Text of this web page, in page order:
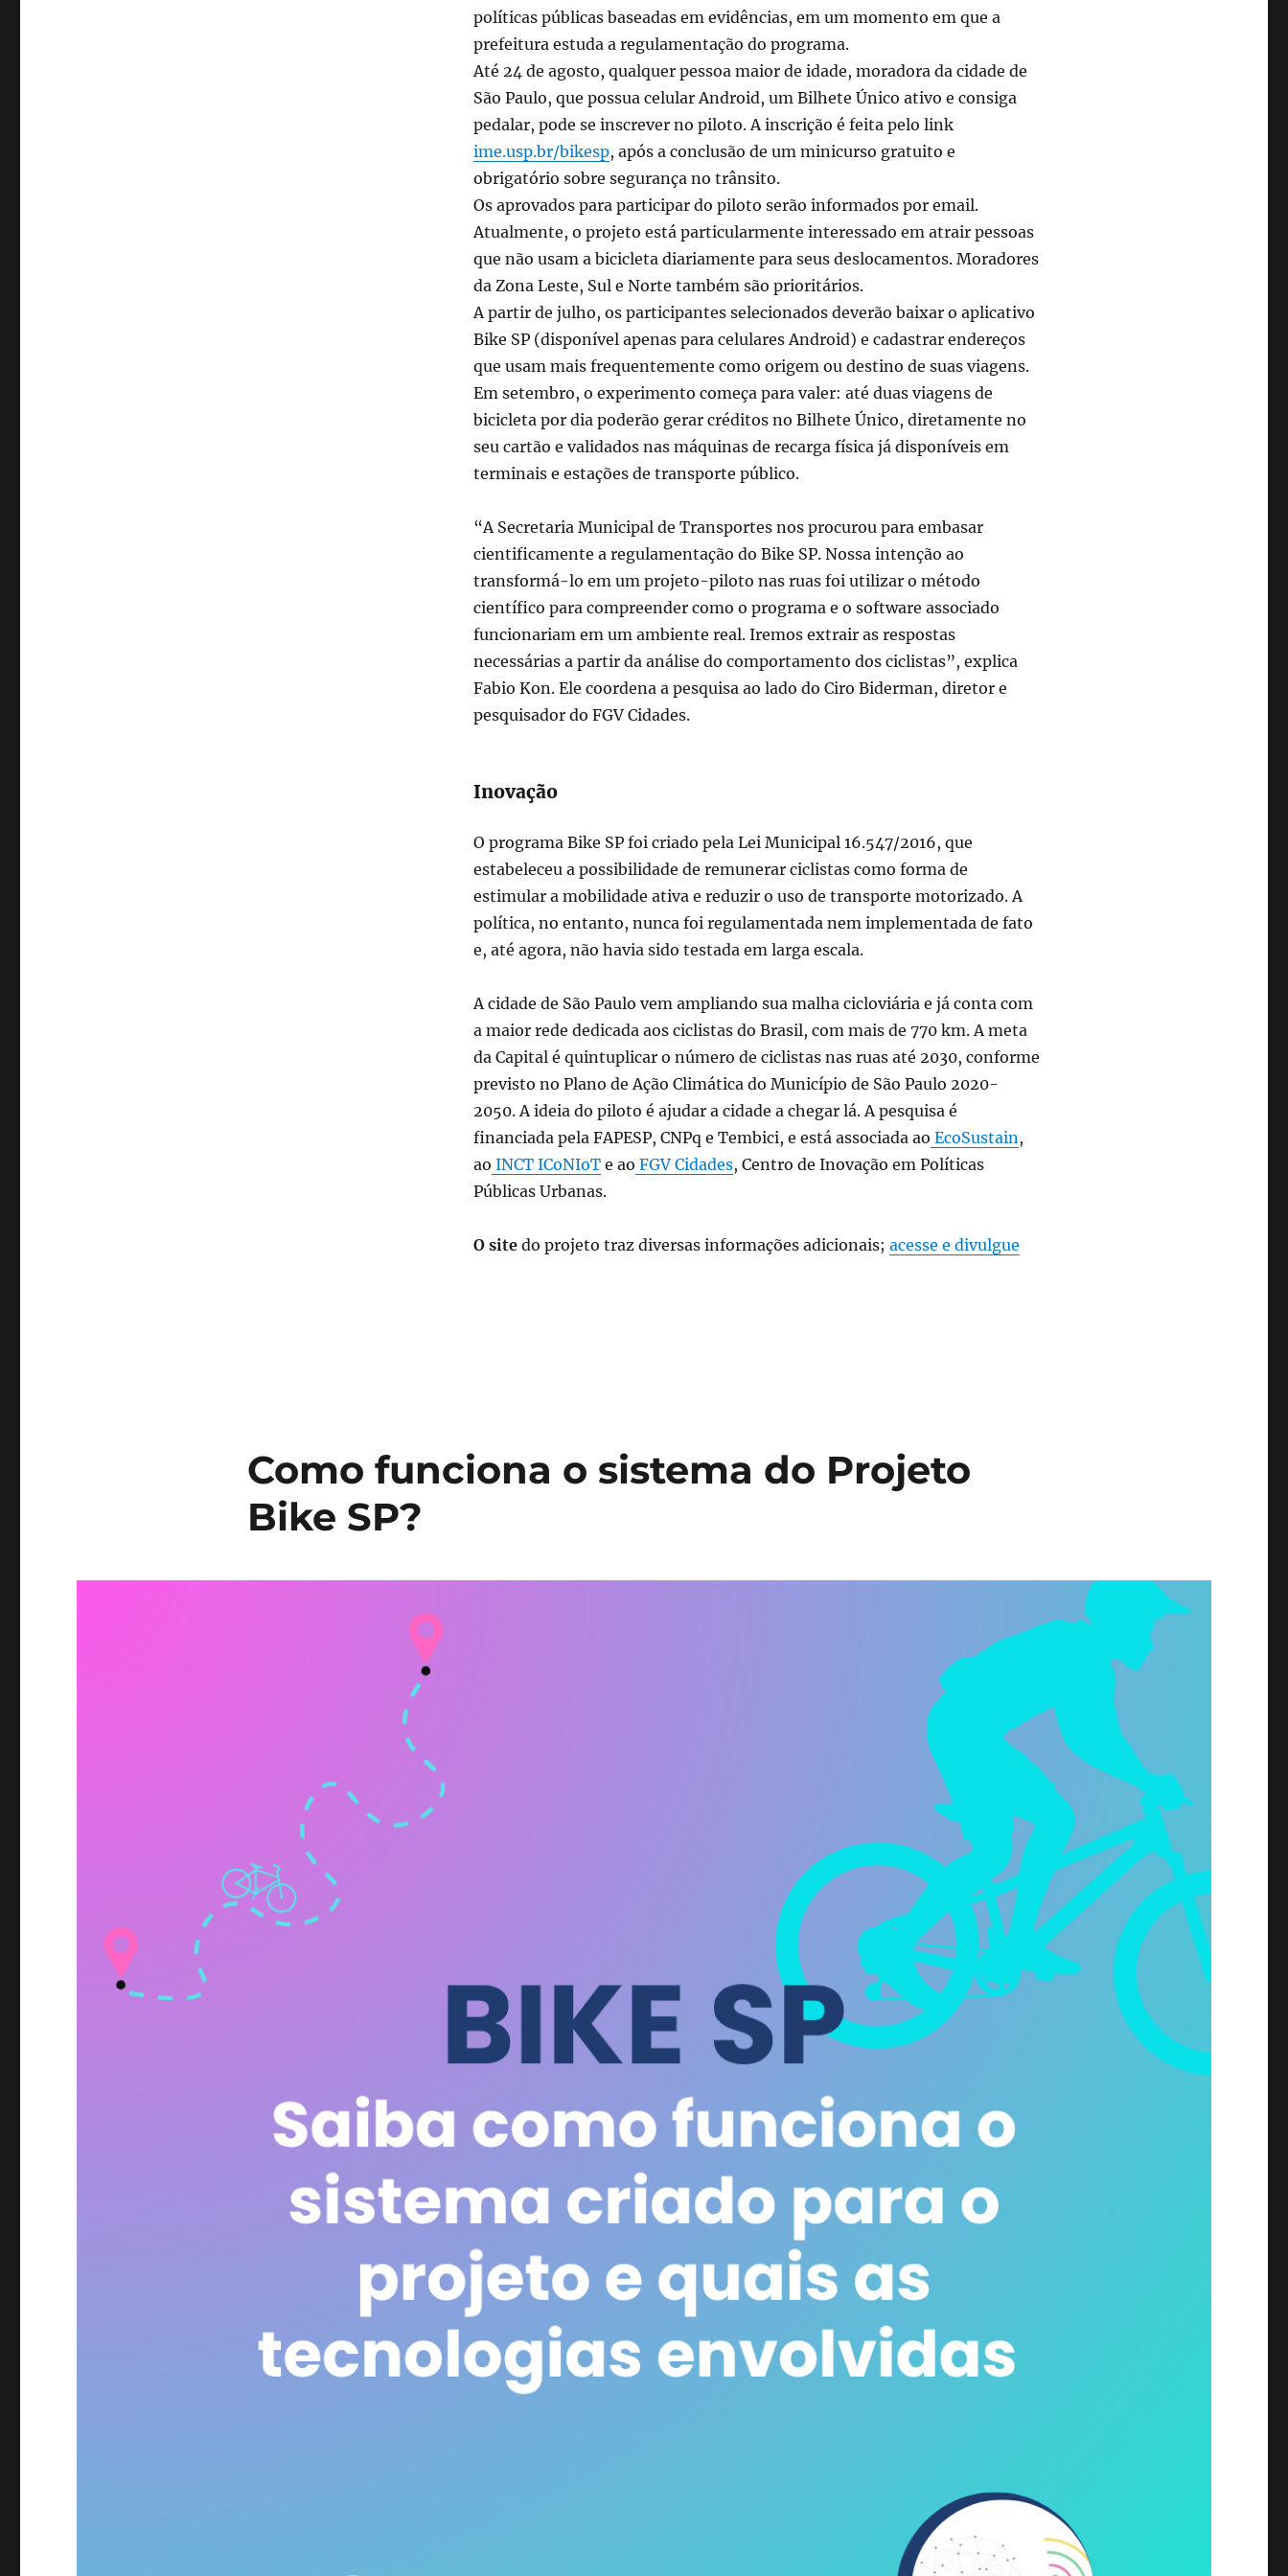
políticas públicas baseadas em evidências, em um momento em que a
prefeitura estuda a regulamentação do programa.
Até 24 de agosto, qualquer pessoa maior de idade, moradora da cidade de
São Paulo, que possua celular Android, um Bilhete Único ativo e consiga
pedalar, pode se inscrever no piloto. A inscrição é feita pelo link
ime.usp.br/bikesp, após a conclusão de um minicurso gratuito e
obrigatório sobre segurança no trânsito.
Os aprovados para participar do piloto serão informados por email.
Atualmente, o projeto está particularmente interessado em atrair pessoas
que não usam a bicicleta diariamente para seus deslocamentos. Moradores
da Zona Leste, Sul e Norte também são prioritários.
A partir de julho, os participantes selecionados deverão baixar o aplicativo
Bike SP (disponível apenas para celulares Android) e cadastrar endereços
que usam mais frequentemente como origem ou destino de suas viagens.
Em setembro, o experimento começa para valer: até duas viagens de
bicicleta por dia poderão gerar créditos no Bilhete Único, diretamente no
seu cartão e validados nas máquinas de recarga física já disponíveis em
terminais e estações de transporte público.
“A Secretaria Municipal de Transportes nos procurou para embasar
cientificamente a regulamentação do Bike SP. Nossa intenção ao
transformá-lo em um projeto-piloto nas ruas foi utilizar o método
científico para compreender como o programa e o software associado
funcionariam em um ambiente real. Iremos extrair as respostas
necessárias a partir da análise do comportamento dos ciclistas”, explica
Fabio Kon. Ele coordena a pesquisa ao lado do Ciro Biderman, diretor e
pesquisador do FGV Cidades.
Inovação
O programa Bike SP foi criado pela Lei Municipal 16.547/2016, que
estabeleceu a possibilidade de remunerar ciclistas como forma de
estimular a mobilidade ativa e reduzir o uso de transporte motorizado. A
política, no entanto, nunca foi regulamentada nem implementada de fato
e, até agora, não havia sido testada em larga escala.
A cidade de São Paulo vem ampliando sua malha cicloviária e já conta com
a maior rede dedicada aos ciclistas do Brasil, com mais de 770 km. A meta
da Capital é quintuplicar o número de ciclistas nas ruas até 2030, conforme
previsto no Plano de Ação Climática do Município de São Paulo 2020-
2050. A ideia do piloto é ajudar a cidade a chegar lá. A pesquisa é
financiada pela FAPESP, CNPq e Tembici, e está associada ao EcoSustain,
ao INCT ICoNIoT e ao FGV Cidades, Centro de Inovação em Políticas
Públicas Urbanas.
O site do projeto traz diversas informações adicionais;acesse e divulgue
Como funciona o sistema do Projeto
Bike SP?